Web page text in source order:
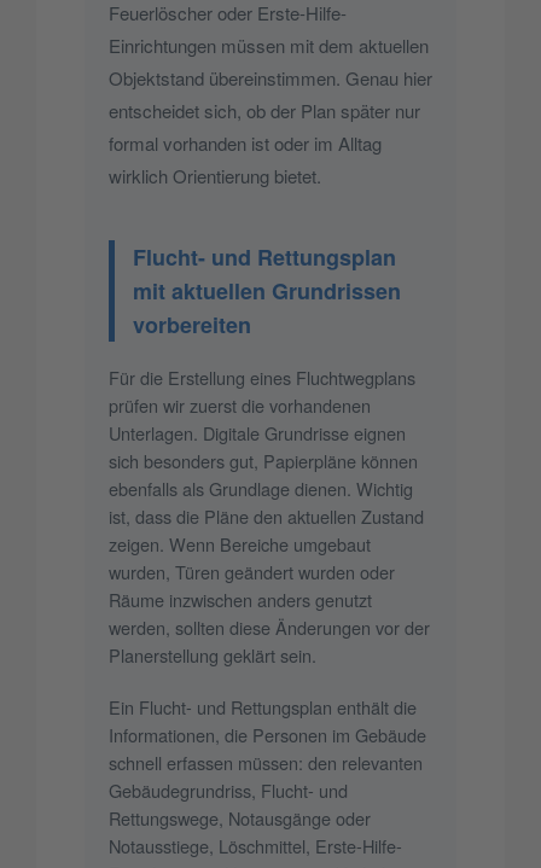
Feuerlöscher oder Erste-Hilfe-
Einrichtungen müssen mit dem aktuellen
Objektstand übereinstimmen. Genau hier
entscheidet sich, ob der Plan später nur
formal vorhanden ist oder im Alltag
wirklich Orientierung bietet.
Flucht- und Rettungsplan
mit aktuellen Grundrissen
vorbereiten
Für die Erstellung eines Fluchtwegplans
prüfen wir zuerst die vorhandenen
Unterlagen. Digitale Grundrisse eignen
sich besonders gut, Papierpläne können
ebenfalls als Grundlage dienen. Wichtig
ist, dass die Pläne den aktuellen Zustand
zeigen. Wenn Bereiche umgebaut
wurden, Türen geändert wurden oder
Räume inzwischen anders genutzt
werden, sollten diese Änderungen vor der
Planerstellung geklärt sein.
Ein Flucht- und Rettungsplan enthält die
Informationen, die Personen im Gebäude
schnell erfassen müssen: den relevanten
Gebäudegrundriss, Flucht- und
Rettungswege, Notausgänge oder
Notausstiege, Löschmittel, Erste-Hilfe-